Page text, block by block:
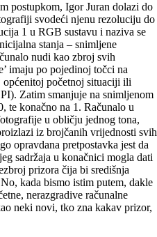
postupkom, Igor Juran dolazi do
svodeći njenu rezoluciju do
1 u RGB sustavu i naziva se
stanja – snimljene
nudi kao zbroj svih
imaju po pojedinoj točci na
početnoj situaciji ili
Zatim smanjuje na snimljenom
te konačno na 1. Računalo u
u obličju jednog tona,
iz brojčanih vrijednosti svih
opravdana pretpostavka jest da
sadržaja u konačnici mogla dati
prizora čija bi središnja
kada bismo istim putem, dakle
nerazgradive računalne
neki novi, tko zna kakav prizor,